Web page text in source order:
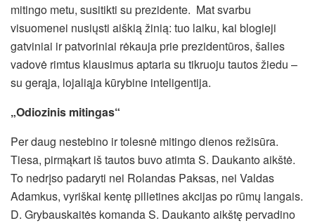
mitingo metu, susitikti su prezidente. Mat svarbu
visuomenei nusiųsti aiškią žinią: tuo laiku, kai blogieji
gatviniai ir patvoriniai rėkauja prie prezidentūros, šalies
vadovė rimtus klausimus aptaria su tikruoju tautos žiedu –
su gerąja, lojaliąja kūrybine inteligentija.
„Odiozinis mitingas“
Per daug nestebino ir tolesnė mitingo dienos režisūra.
Tiesa, pirmąkart iš tautos buvo atimta S. Daukanto aikštė.
To nedrįso padaryti nei Rolandas Paksas, nei Valdas
Adamkus, vyriškai kentę pilietines akcijas po rūmų langais.
D. Grybauskaitės komanda S. Daukanto aikštę pervadino